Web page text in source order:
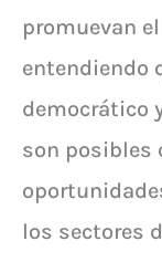
promuevan
entendiendo
democrático
son posibles
los sectores